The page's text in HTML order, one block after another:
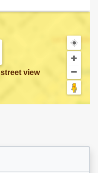
street view